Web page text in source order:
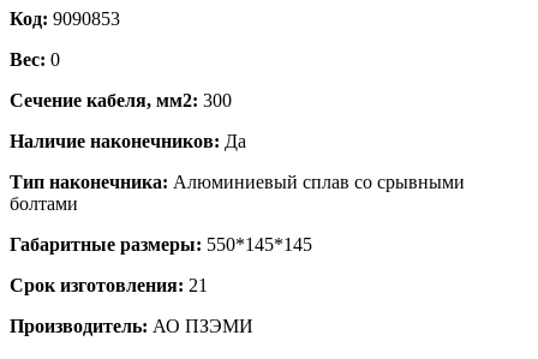
Код: 9090853
Вес: 0
Сечение кабеля, мм2: 300
Наличие наконечников: Да
Тип наконечника: Алюминиевый сплав со срывными
болтами
Габаритные размеры: 550*145*145
Срок изготовления: 21
Производитель: АО ПЗЭМИ